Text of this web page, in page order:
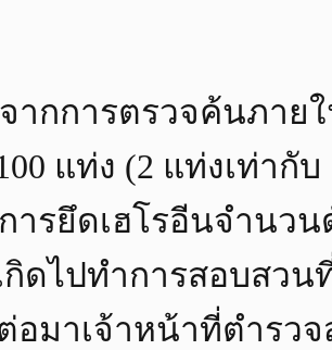
รตรวจค้นภายในร
แท่ง (2 แท่งเท่ากั
ารยึดเฮโรอีนจำนว
ดไปทำการสอบสวน
อมาเจ้าหน้าที่ตำรว